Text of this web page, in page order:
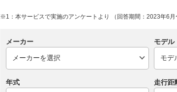
※1：本サービスで実施のアンケートより （回答期間：2023年6月
メーカー モデル
年式 走行距